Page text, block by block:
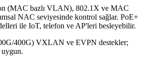
(MAC bazlı VLAN), 802.1X ve MAC
NAC seviyesinde kontrol sağlar. PoE+
ile IoT, telefon ve AP'leri besleyebilir.
400G) VXLAN ve EVPN destekler;